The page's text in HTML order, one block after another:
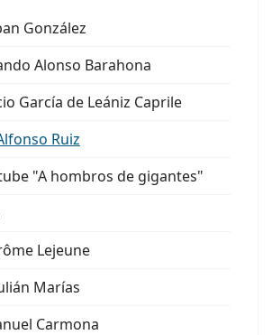
González
Alonso Barahona
García de Leániz Caprile
Ruiz
"A hombros de gigantes"
Lejeune
Marías
Carmona